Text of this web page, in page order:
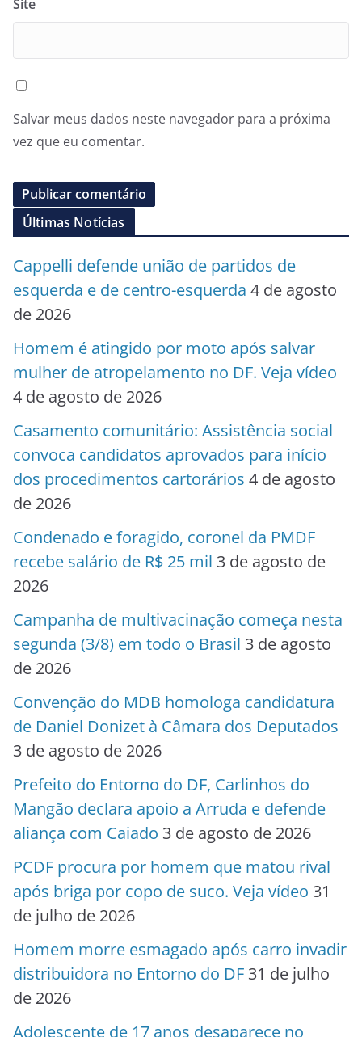
Site
Salvar meus dados neste navegador para a próxima
vez que eu comentar.
Últimas Notícias
Cappelli defende união de partidos de
esquerda e de centro-esquerda 4 de agosto
de 2026
Homem é atingido por moto após salvar
mulher de atropelamento no DF. Veja vídeo
4 de agosto de 2026
Casamento comunitário: Assistência social
convoca candidatos aprovados para início
dos procedimentos cartorários 4 de agosto
de 2026
Condenado e foragido, coronel da PMDF
recebe salário de R$ 25 mil 3 de agosto de
2026
Campanha de multivacinação começa nesta
segunda (3/8) em todo o Brasil 3 de agosto
de 2026
Convenção do MDB homologa candidatura
de Daniel Donizet à Câmara dos Deputados
3 de agosto de 2026
Prefeito do Entorno do DF, Carlinhos do
Mangão declara apoio a Arruda e defende
aliança com Caiado 3 de agosto de 2026
PCDF procura por homem que matou rival
após briga por copo de suco. Veja vídeo 31
de julho de 2026
Homem morre esmagado após carro invadir
distribuidora no Entorno do DF 31 de julho
de 2026
Adolescente de 17 anos desaparece no